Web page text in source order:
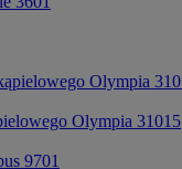
Olympia 31015